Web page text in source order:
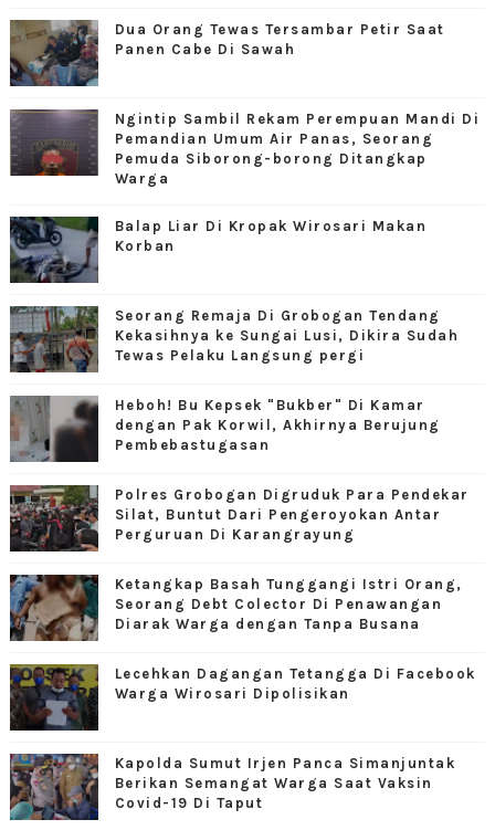
Dua Orang Tewas Tersambar Petir Saat
Panen Cabe Di Sawah
Ngintip Sambil Rekam Perempuan Mandi Di
Pemandian Umum Air Panas, Seorang
Pemuda Siborong-borong Ditangkap
Warga
Balap Liar Di Kropak Wirosari Makan
Korban
Seorang Remaja Di Grobogan Tendang
Kekasihnya ke Sungai Lusi, Dikira Sudah
Tewas Pelaku Langsung pergi
Heboh! Bu Kepsek "Bukber" Di Kamar
dengan Pak Korwil, Akhirnya Berujung
Pembebastugasan
Polres Grobogan Digruduk Para Pendekar
Silat, Buntut Dari Pengeroyokan Antar
Perguruan Di Karangrayung
Ketangkap Basah Tunggangi Istri Orang,
Seorang Debt Colector Di Penawangan
Diarak Warga dengan Tanpa Busana
Lecehkan Dagangan Tetangga Di Facebook
Warga Wirosari Dipolisikan
Kapolda Sumut Irjen Panca Simanjuntak
Berikan Semangat Warga Saat Vaksin
Covid-19 Di Taput